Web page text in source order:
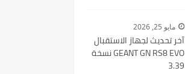
مايو 25, 2026
آخر تحديث لجهاز الاستقبال
GEANT GN RS8 EVO نسخة
3.39